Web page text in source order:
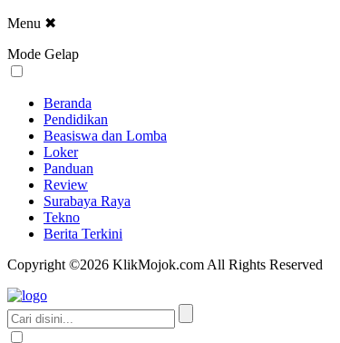
Menu ✖
Mode Gelap
Beranda
Pendidikan
Beasiswa dan Lomba
Loker
Panduan
Review
Surabaya Raya
Tekno
Berita Terkini
Copyright ©2026 KlikMojok.com All Rights Reserved